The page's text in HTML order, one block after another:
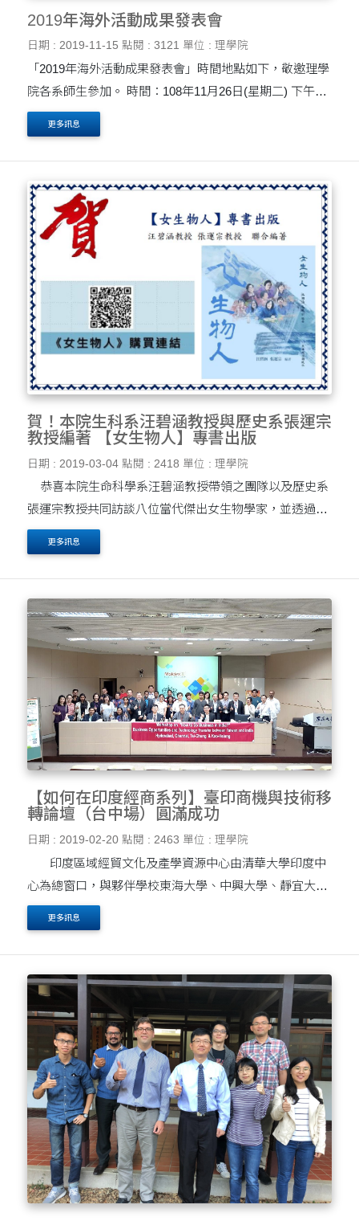
2019年海外活動成果發表會
日期 : 2019-11-15 點閱 : 3121 單位 : 理學院
「2019年海外活動成果發表會」時間地點如下，敬邀理學
院各系師生參加。 時間：108年11月26日(星期二) 下午
6：15 - 8：00 地點：理學院會議室
更多訊息
賀！本院生科系汪碧涵教授與歷史系張運宗
教授編著 【女生物人】專書出版
日期 : 2019-03-04 點閱 : 2418 單位 : 理學院
恭喜本院生命科學系汪碧涵教授帶領之團隊以及歷史系
張運宗教授共同訪談八位當代傑出女生物學家，並透過張
運宗教授執筆、編輯，將女性科技人典範的人生故事轉化
為文字的紀錄。
更多訊息
【如何在印度經商系列】臺印商機與技術移
轉論壇（台中場）圓滿成功
日期 : 2019-02-20 點閱 : 2463 單位 : 理學院
印度區域經貿文化及產學資源中心由清華大學印度中
心為總窗口，與夥伴學校東海大學、中興大學、靜宜大
學、雲林科技大學共同合作推動教育部專案計畫，提供台
商前進印度的經貿產學之資源彙整平....
更多訊息